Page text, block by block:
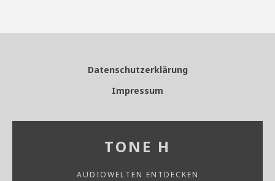
Datenschutzerklärung
Impressum
TONE H
AUDIOWELTEN ENTDECKEN